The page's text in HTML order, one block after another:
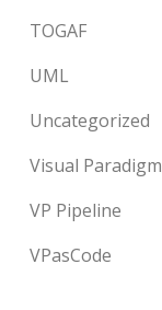
TOGAF
UML
Uncategorized
Visual Paradigm
VP Pipeline
VPasCode